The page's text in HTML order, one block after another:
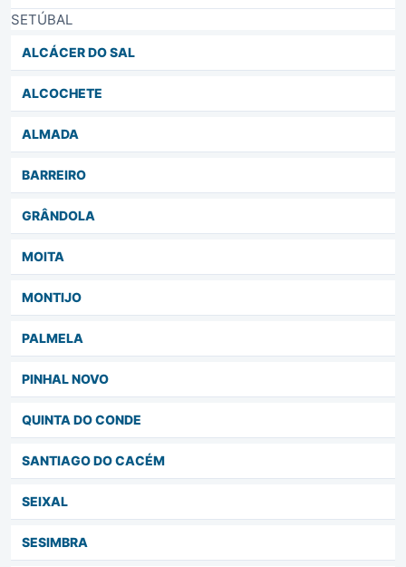
SETÚBAL
ALCÁCER DO SAL
ALCOCHETE
ALMADA
BARREIRO
GRÂNDOLA
MOITA
MONTIJO
PALMELA
PINHAL NOVO
QUINTA DO CONDE
SANTIAGO DO CACÉM
SEIXAL
SESIMBRA